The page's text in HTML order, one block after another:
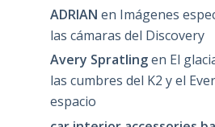
ADRIAN en Imágenes
las cámaras del Discovery
Avery Spratlingen El
las cumbres del K2 y el
espacio